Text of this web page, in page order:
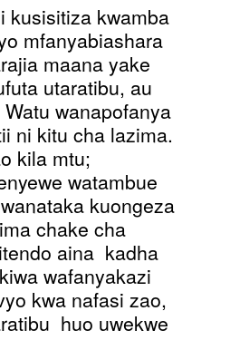
kusisitiza kwamba
mfanyabiashara
maana yake
utaratibu, au
wanapofanya
ni kitu cha lazima.
kila mtu;
watambue
kuongeza
chake cha
aina kadha
wafanyakazi
kwa nafasi zao,
huo uwekwe